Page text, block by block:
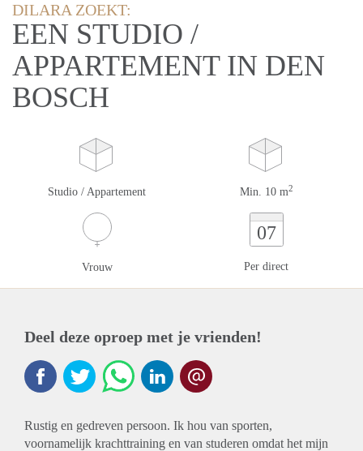
DILARA ZOEKT:
EEN STUDIO /
APPARTEMENT IN DEN
BOSCH
Studio / Appartement Min. 10 m2
Vrouw
07
Per direct
Deel deze oproep met je vrienden!
Rustig en gedreven persoon. Ik hou van sporten,
voornamelijk krachttraining en van studeren omdat het mijn